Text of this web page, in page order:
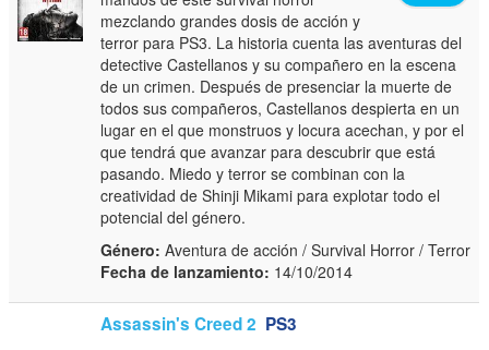
mezclando grandes dosis de acción y
terror para PS3. La historia cuenta las aventuras del
detective Castellanos y su compañero en la escena
de un crimen. Después de presenciar la muerte de
todos sus compañeros, Castellanos despierta en un
lugar en el que monstruos y locura acechan, y por el
que tendrá que avanzar para descubrir que está
pasando. Miedo y terror se combinan con la
creatividad de Shinji Mikami para explotar todo el
potencial del género.
Género: Aventura de acción / Survival Horror / Terror
Fecha de lanzamiento: 14/10/2014
Assassin's Creed 2 PS3